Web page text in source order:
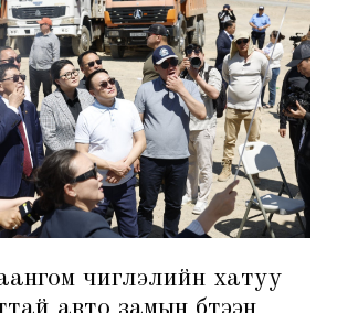
чиглэлийн хатуу